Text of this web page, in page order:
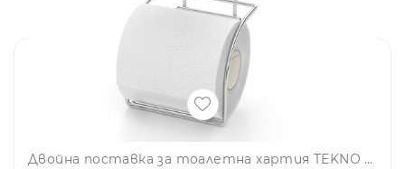
Двойна поставка за тоалетна хартия TEKNO TEL TR DM 282, 14х14х30 см, Вакуум, Хром